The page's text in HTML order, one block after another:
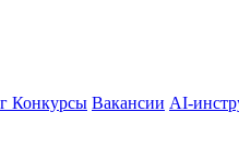
Конкурсы Вакансии AI-